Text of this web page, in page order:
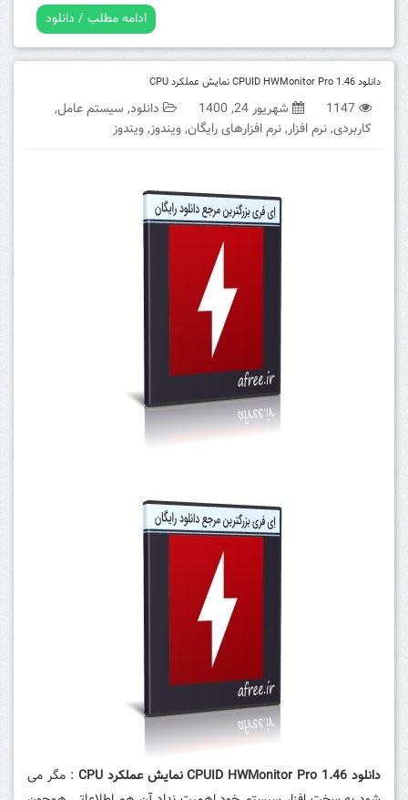
ادامه مطلب / دانلود
دانلود 1.46 CPUID HWMonitor Pro نمایش عملکرد CPU
1147 شهریور 24, 1400 دانلود, سیستم عامل,
کاربردی,نرم افزار,نرم افزارهای رایگان,ویندوز,ویندوز
دانلود 1.46 CPUID HWMonitor Pro نمایش عملکرد CPU
: مگر می